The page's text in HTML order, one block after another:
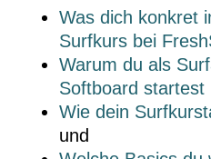
Was dich konkret
Surfkurs bei
Warum du als
Softboard startest
Wie dein
und